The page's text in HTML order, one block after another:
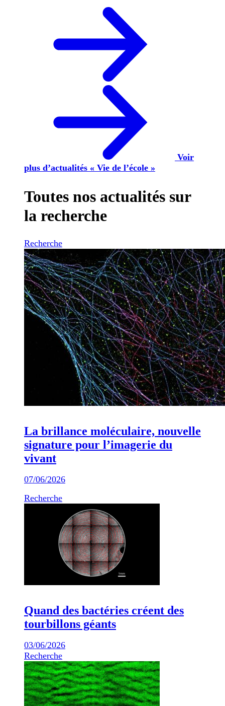
Voir
plus d’actualités « Vie de l’école »
Toutes nos actualités sur
la recherche
Recherche
La brillance moléculaire, nouvelle
signature pour l’imagerie du
vivant
07/06/2026
Recherche
Quand des bactéries créent des
tourbillons géants
03/06/2026
Recherche